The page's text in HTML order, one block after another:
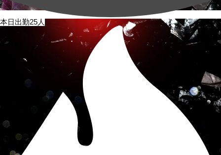
本日出勤25人